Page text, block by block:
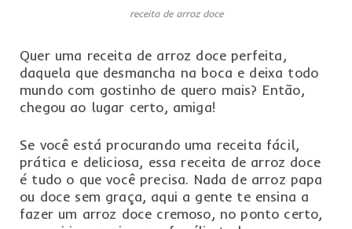
receita de arroz doce
Quer uma receita de arroz doce perfeita,
daquela que desmancha na boca e deixa todo
mundo com gostinho de quero mais? Então,
chegou ao lugar certo, amiga!
Se você está procurando uma receita fácil,
prática e deliciosa, essa receita de arroz doce
é tudo o que você precisa. Nada de arroz papa
ou doce sem graça, aqui a gente te ensina a
fazer um arroz doce cremoso, no ponto certo,